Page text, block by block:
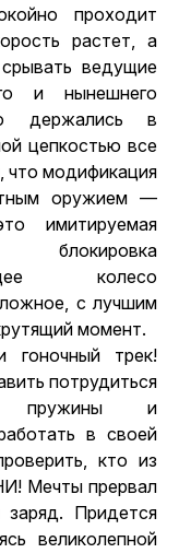
проходит
растет, а
ведущие
и нынешнего
держались в
цепкостью все
что модификация
оружием —
имитируемая
блокировка
колесо
с лучшим
момент.
трек!
потрудиться
пружины и
в своей
кто из
Мечты прервал
Придется
великолепной